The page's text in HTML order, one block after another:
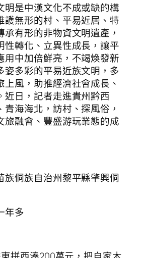
明是中漢文化不成或缺的構
護無形的村、平易近居、特
承有形的非物資文明遺產，
性轉化、立異性成長，讓平
用中加倍鮮亮，不竭煥發新
姿多彩的平易近族文明，多
上風，助推經濟社會成長、
近日，記者走進貴州黔西
青海海北，訪村、探風俗，
旅融會、豐盛游玩業態的成
族侗族自治州黎平縣肇興侗
年多